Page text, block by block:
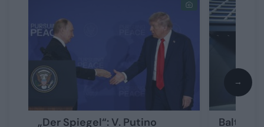
„Der Spiegel“: V. Putino
Baltieji
→